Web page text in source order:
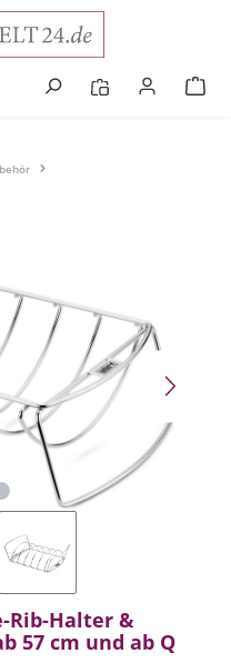
Rib-Halter &
57 cm und ab Q